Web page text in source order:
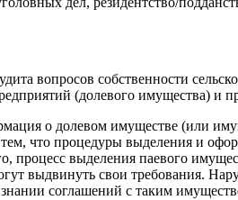
вопросов собственности
(долевого имущества) и
о долевом имуществе (или
тем, что процедуры выделения и
процесс выделения паевого
выдвинуть свои требования.
соглашений с таким